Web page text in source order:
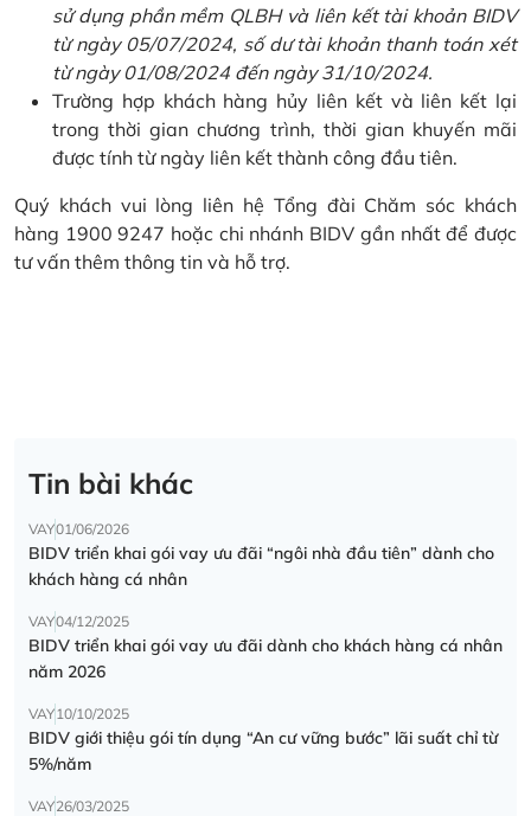
sử dụng phần mềm QLBH và liên kết tài khoản BIDV
từ ngày 05/07/2024, số dư tài khoản thanh toán xét
từ ngày 01/08/2024 đến ngày 31/10/2024.
Trường hợp khách hàng hủy liên kết và liên kết lại
trong thời gian chương trình, thời gian khuyến mãi
được tính từ ngày liên kết thành công đầu tiên.
Quý khách vui lòng liên hệ Tổng đài Chăm sóc khách
hàng 1900 9247 hoặc chi nhánh BIDV gần nhất để được
tư vấn thêm thông tin và hỗ trợ.
Tin bài khác
VAY01/06/2026
BIDV triển khai gói vay ưu đãi “ngôi nhà đầu tiên” dành cho
khách hàng cá nhân
VAY04/12/2025
BIDV triển khai gói vay ưu đãi dành cho khách hàng cá nhân
năm 2026
VAY10/10/2025
BIDV giới thiệu gói tín dụng “An cư vững bước” lãi suất chỉ từ
5%/năm
VAY26/03/2025